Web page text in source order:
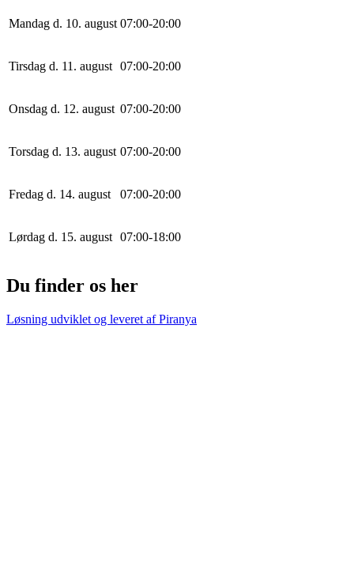
Mandag d. 10. august 07:00-20:00
Tirsdag d. 11. august 07:00-20:00
Onsdag d. 12. august 07:00-20:00
Torsdag d. 13. august 07:00-20:00
Fredag d. 14. august 07:00-20:00
Lørdag d. 15. august 07:00-18:00
Du finder os her
Løsning udviklet og leveret afPiranya